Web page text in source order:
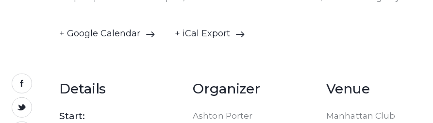
+ Google Calendar + iCal Export
Details
Start:
Organizer
Ashton Porter
Venue
Manhattan Club